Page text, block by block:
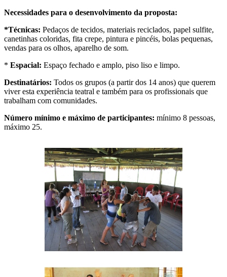
Necessidades para o desenvolvimento da proposta:
*Técnicas: Pedaços de tecidos, materiais reciclados, papel sulfite,
canetinhas coloridas, fita crepe, pintura e pincéis, bolas pequenas,
vendas para os olhos, aparelho de som.
* Espacial: Espaço fechado e amplo, piso liso e limpo.
Destinatários: Todos os grupos (a partir dos 14 anos) que querem
viver esta experiência teatral e também para os profissionais que
trabalham com comunidades.
Número mínimo e máximo de participantes: mínimo 8 pessoas,
máximo 25.